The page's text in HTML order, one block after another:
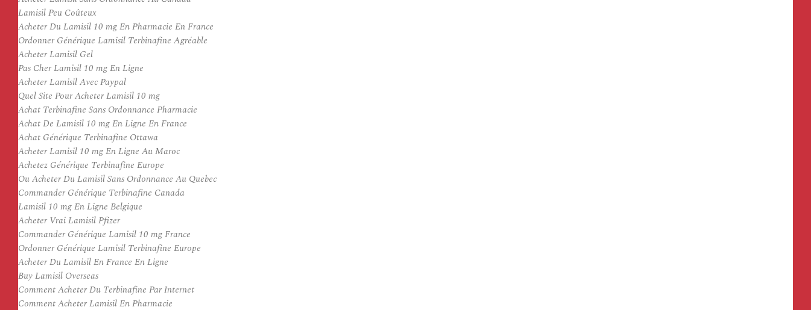
Lamisil Peu Coûteux
Acheter Du Lamisil 10 mg En Pharmacie En France
Ordonner Générique Lamisil Terbinafine Agréable
Acheter Lamisil Gel
Pas Cher Lamisil 10 mg En Ligne
Acheter Lamisil Avec Paypal
Quel Site Pour Acheter Lamisil 10 mg
Achat Terbinafine Sans Ordonnance Pharmacie
Achat De Lamisil 10 mg En Ligne En France
Achat Générique Terbinafine Ottawa
Acheter Lamisil 10 mg En Ligne Au Maroc
Achetez Générique Terbinafine Europe
Ou Acheter Du Lamisil Sans Ordonnance Au Quebec
Commander Générique Terbinafine Canada
Lamisil 10 mg En Ligne Belgique
Acheter Vrai Lamisil Pfizer
Commander Générique Lamisil 10 mg France
Ordonner Générique Lamisil Terbinafine Europe
Acheter Du Lamisil En France En Ligne
Buy Lamisil Overseas
Comment Acheter Du Terbinafine Par Internet
Comment Acheter Lamisil En Pharmacie